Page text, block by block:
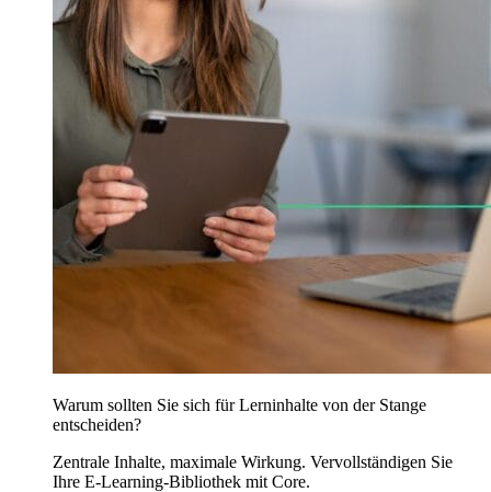
Warum sollten Sie sich für Lerninhalte von der Stange
entscheiden?
Zentrale Inhalte, maximale Wirkung. Vervollständigen Sie
Ihre E-Learning-Bibliothek mit Core.